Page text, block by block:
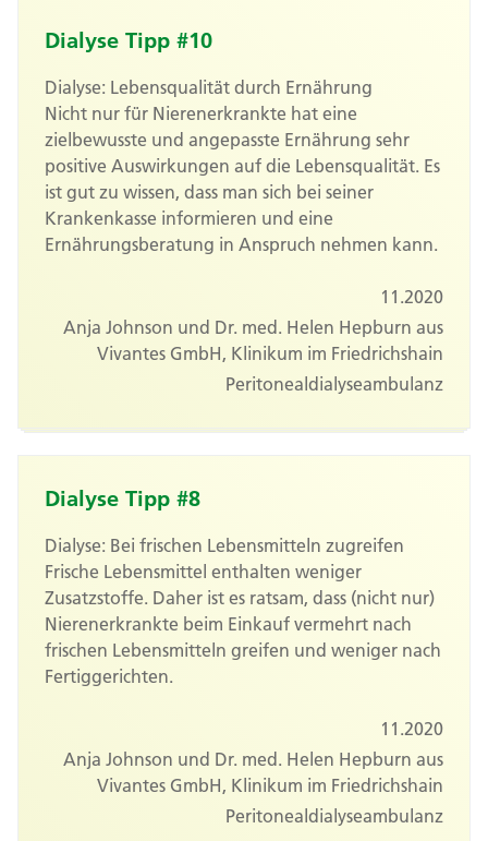
Dialyse Tipp #10
Dialyse: Lebensqualität durch Ernährung
Nicht nur für Nierenerkrankte hat eine
zielbewusste und angepasste Ernährung sehr
positive Auswirkungen auf die Lebensqualität. Es
ist gut zu wissen, dass man sich bei seiner
Krankenkasse informieren und eine
Ernährungsberatung in Anspruch nehmen kann.
11.2020
Anja Johnson und Dr. med. Helen Hepburn aus
Vivantes GmbH, Klinikum im Friedrichshain
Peritonealdialyseambulanz
Dialyse Tipp #8
Dialyse: Bei frischen Lebensmitteln zugreifen
Frische Lebensmittel enthalten weniger
Zusatzstoffe. Daher ist es ratsam, dass (nicht nur)
Nierenerkrankte beim Einkauf vermehrt nach
frischen Lebensmitteln greifen und weniger nach
Fertiggerichten.
11.2020
Anja Johnson und Dr. med. Helen Hepburn aus
Vivantes GmbH, Klinikum im Friedrichshain
Peritonealdialyseambulanz